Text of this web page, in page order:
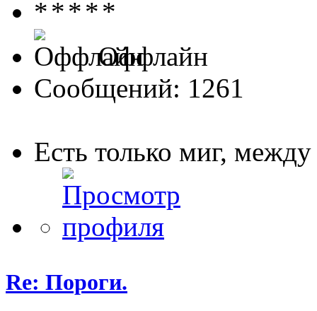
Оффлайн
Сообщений: 1261
Есть только миг,
Re: Пороги.